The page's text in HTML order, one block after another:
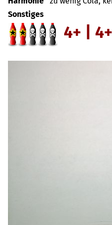
Sonstiges
4+ | 4+